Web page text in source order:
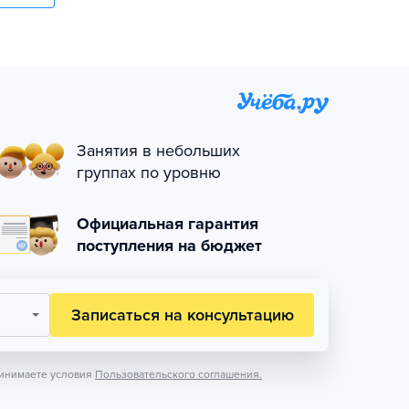
Занятия в небольших
группах по уровню
Официальная гарантия
поступления на бюджет
Записаться на консультацию
условия Пользовательского соглашения.